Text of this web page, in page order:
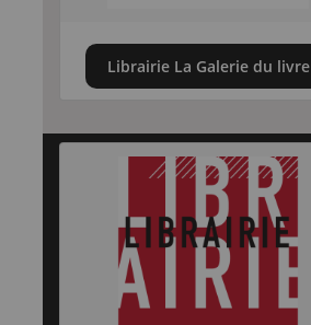
Librairie La Galerie du livre